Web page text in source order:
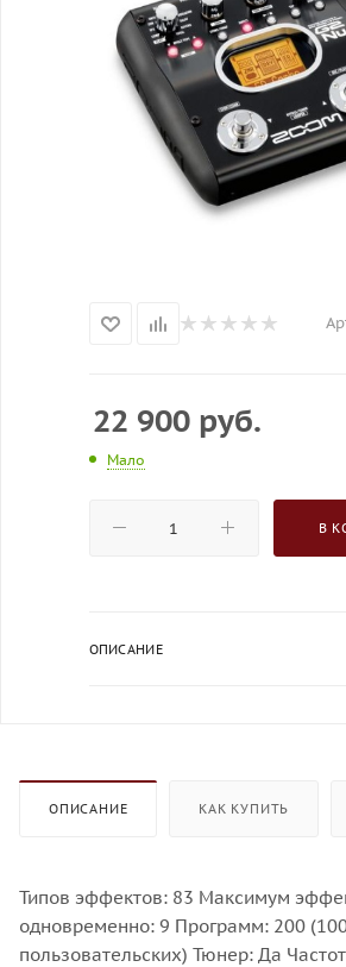
22 900руб.
Мало
В
ОПИСАНИЕ
ОПИСАНИЕ КАК КУПИТЬ
Типов эффектов: 83 Максимум
одновременно: 9 Программ: 200
пользовательских) Тюнер: Да